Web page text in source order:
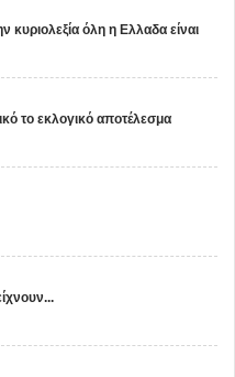
κυριολεξία όλη η Ελλαδα είναι
το εκλογικό αποτέλεσμα